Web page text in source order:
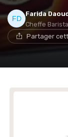
Farida
Cheffe Barista
Partager